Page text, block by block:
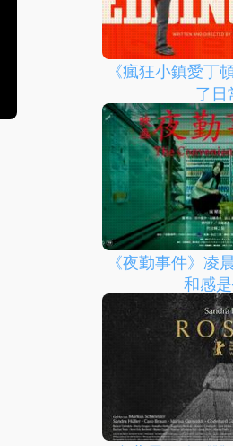
《瘋狂小鎮愛丁
了日
《夜勤事件》凌
和感